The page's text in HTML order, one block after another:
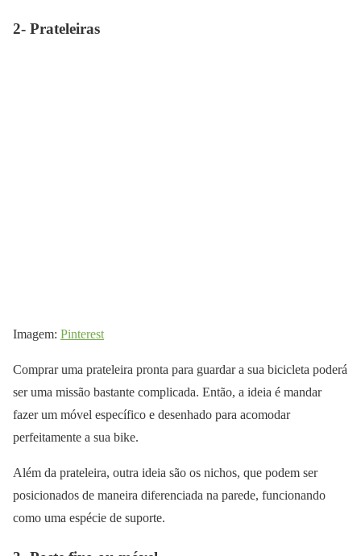
2- Prateleiras
Imagem: Pinterest
Comprar uma prateleira pronta para guardar a sua bicicleta poderá
ser uma missão bastante complicada. Então, a ideia é mandar
fazer um móvel específico e desenhado para acomodar
perfeitamente a sua bike.
Além da prateleira, outra ideia são os nichos, que podem ser
posicionados de maneira diferenciada na parede, funcionando
como uma espécie de suporte.